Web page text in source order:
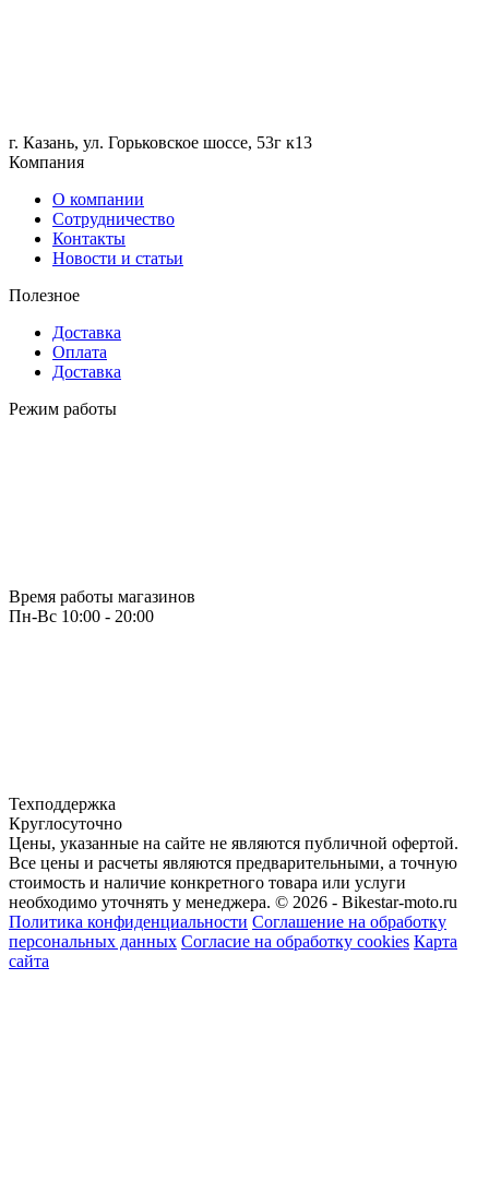
г. Казань, ул. Горьковское шоссе, 53г к13
Компания
О компании
Сотрудничество
Контакты
Новости и статьи
Полезное
Доставка
Оплата
Доставка
Режим работы
Время работы магазинов
Пн-Вс 10:00 - 20:00
Техподдержка
Круглосуточно
Цены, указанные на сайте не являются публичной офертой.
Все цены и расчеты являются предварительными, а точную
стоимость и наличие конкретного товара или услуги
необходимо уточнять у менеджера. © 2026 - Bikestar-moto.ru
Политика конфиденциальности Соглашение на обработку
персональных данных Согласие на обработку cookies Карта
сайта